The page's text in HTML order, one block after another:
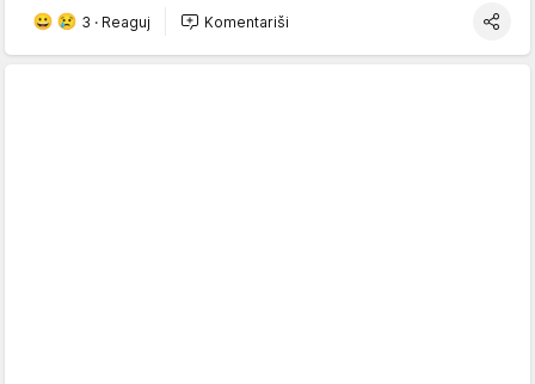
3 · Reaguj Komentariši